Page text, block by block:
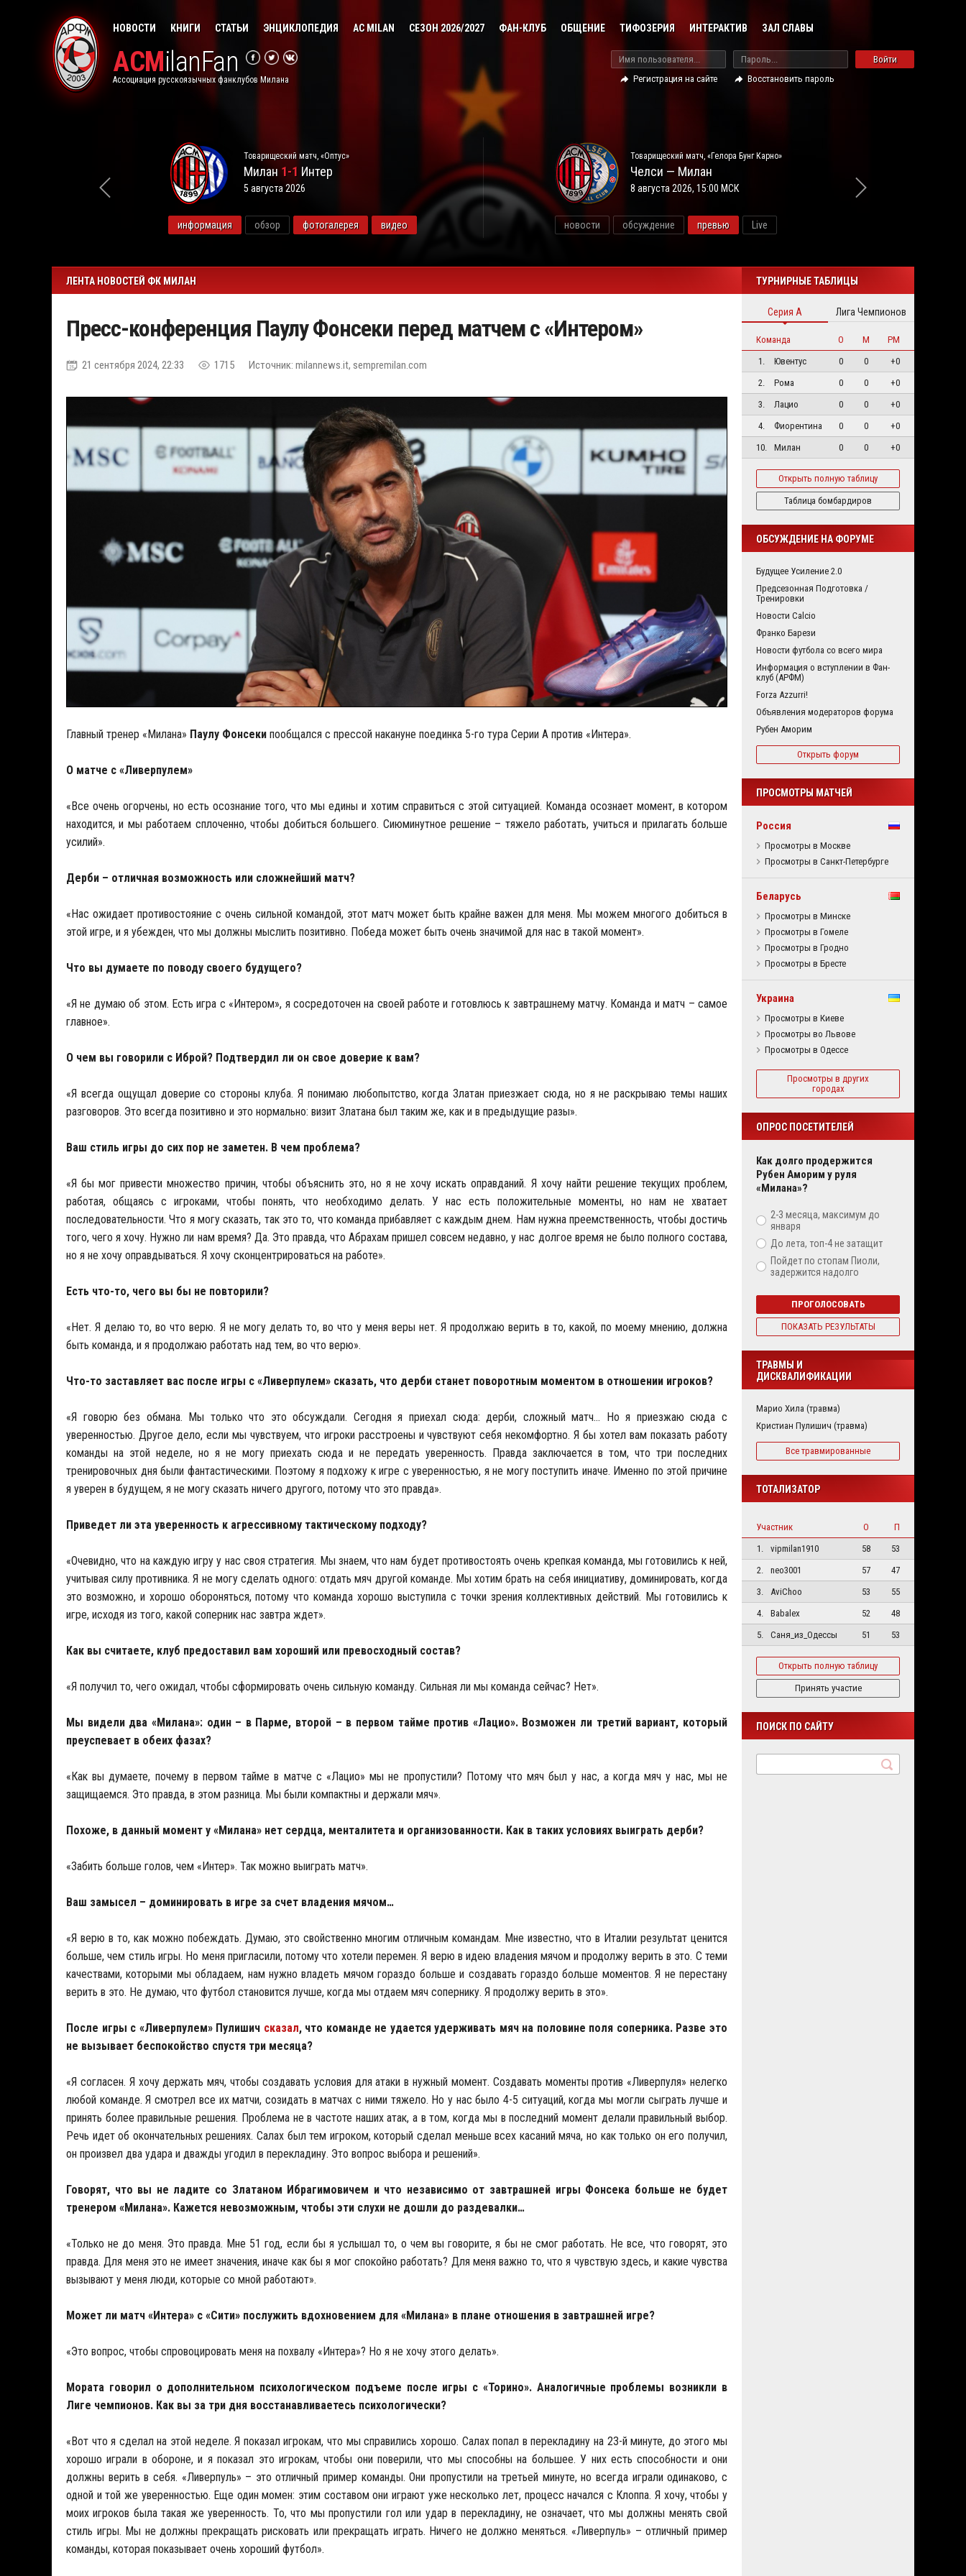
НОВОСТИ КНИГИ СТАТЬИ ЭНЦИКЛОПЕДИЯ AC MILAN СЕЗОН 2026/2027 ФАН-КЛУБ ОБЩЕНИЕ ТИФОЗЕРИЯ ИНТЕРАКТИВ ЗАЛ СЛАВЫ
ACMilanFan
Ассоциация русскоязычных фанклубов Милана
Войти
Регистрация на сайте
Восстановить пароль
Товарищеский матч, «Оптус»
Милан 1-1 Интер
5 августа 2026
информация обзор фотогалерея видео
Товарищеский матч, «Гелора Бунг Карно»
Челси — Милан
8 августа 2026, 15:00 МСК
новости обсуждение превью Live
ЛЕНТА НОВОСТЕЙ ФК МИЛАН
Пресс-конференция Паулу Фонсеки перед матчем с «Интером»
21 сентября 2024, 22:33 1715 Источник: milannews.it, sempremilan.com
Главный тренер «Милана» Паулу Фонсеки пообщался с прессой накануне поединка 5-го тура Серии А против «Интера».
О матче с «Ливерпулем»
«Все очень огорчены, но есть осознание того, что мы едины и хотим справиться с этой ситуацией. Команда осознает момент, в котором
находится, и мы работаем сплоченно, чтобы добиться большего. Сиюминутное решение – тяжело работать, учиться и прилагать больше
усилий».
Дерби – отличная возможность или сложнейший матч?
«Нас ожидает противостояние с очень сильной командой, этот матч может быть крайне важен для меня. Мы можем многого добиться в
этой игре, и я убежден, что мы должны мыслить позитивно. Победа может быть очень значимой для нас в такой момент».
Что вы думаете по поводу своего будущего?
«Я не думаю об этом. Есть игра с «Интером», я сосредоточен на своей работе и готовлюсь к завтрашнему матчу. Команда и матч – самое
главное».
О чем вы говорили с Иброй? Подтвердил ли он свое доверие к вам?
«Я всегда ощущал доверие со стороны клуба. Я понимаю любопытство, когда Златан приезжает сюда, но я не раскрываю темы наших
разговоров. Это всегда позитивно и это нормально: визит Златана был таким же, как и в предыдущие разы».
Ваш стиль игры до сих пор не заметен. В чем проблема?
«Я бы мог привести множество причин, чтобы объяснить это, но я не хочу искать оправданий. Я хочу найти решение текущих проблем,
работая, общаясь с игроками, чтобы понять, что необходимо делать. У нас есть положительные моменты, но нам не хватает
последовательности. Что я могу сказать, так это то, что команда прибавляет с каждым днем. Нам нужна преемственность, чтобы достичь
того, чего я хочу. Нужно ли нам время? Да. Это правда, что Абрахам пришел совсем недавно, у нас долгое время не было полного состава,
но я не хочу оправдываться. Я хочу сконцентрироваться на работе».
Есть что-то, чего вы бы не повторили?
«Нет. Я делаю то, во что верю. Я не могу делать то, во что у меня веры нет. Я продолжаю верить в то, какой, по моему мнению, должна
быть команда, и я продолжаю работать над тем, во что верю».
Что-то заставляет вас после игры с «Ливерпулем» сказать, что дерби станет поворотным моментом в отношении игроков?
«Я говорю без обмана. Мы только что это обсуждали. Сегодня я приехал сюда: дерби, сложный матч… Но я приезжаю сюда с
уверенностью. Другое дело, если мы чувствуем, что игроки расстроены и чувствуют себя некомфортно. Я бы хотел вам показать работу
команды на этой неделе, но я не могу приехать сюда и не передать уверенность. Правда заключается в том, что три последних
тренировочных дня были фантастическими. Поэтому я подхожу к игре с уверенностью, я не могу поступить иначе. Именно по этой причине
я уверен в будущем, я не могу сказать ничего другого, потому что это правда».
Приведет ли эта уверенность к агрессивному тактическому подходу?
«Очевидно, что на каждую игру у нас своя стратегия. Мы знаем, что нам будет противостоять очень крепкая команда, мы готовились к ней,
учитывая силу противника. Я не могу сделать одного: отдать мяч другой команде. Мы хотим брать на себя инициативу, доминировать, когда
это возможно, и хорошо обороняться, потому что команда хорошо выступила с точки зрения коллективных действий. Мы готовились к
игре, исходя из того, какой соперник нас завтра ждет».
Как вы считаете, клуб предоставил вам хороший или превосходный состав?
«Я получил то, чего ожидал, чтобы сформировать очень сильную команду. Сильная ли мы команда сейчас? Нет».
Мы видели два «Милана»: один – в Парме, второй – в первом тайме против «Лацио». Возможен ли третий вариант, который
преуспевает в обеих фазах?
«Как вы думаете, почему в первом тайме в матче с «Лацио» мы не пропустили? Потому что мяч был у нас, а когда мяч у нас, мы не
защищаемся. Это правда, в этом разница. Мы были компактны и держали мяч».
Похоже, в данный момент у «Милана» нет сердца, менталитета и организованности. Как в таких условиях выиграть дерби?
«Забить больше голов, чем «Интер». Так можно выиграть матч».
Ваш замысел – доминировать в игре за счет владения мячом…
«Я верю в то, как можно побеждать. Думаю, это свойственно многим отличным командам. Мне известно, что в Италии результат ценится
больше, чем стиль игры. Но меня пригласили, потому что хотели перемен. Я верю в идею владения мячом и продолжу верить в это. С теми
качествами, которыми мы обладаем, нам нужно владеть мячом гораздо больше и создавать гораздо больше моментов. Я не перестану
верить в это. Не думаю, что футбол становится лучше, когда мы отдаем мяч сопернику. Я продолжу верить в это».
После игры с «Ливерпулем» Пулишич сказал, что команде не удается удерживать мяч на половине поля соперника. Разве это
не вызывает беспокойство спустя три месяца?
«Я согласен. Я хочу держать мяч, чтобы создавать условия для атаки в нужный момент. Создавать моменты против «Ливерпуля» нелегко
любой команде. Я смотрел все их матчи, созидать в матчах с ними тяжело. Но у нас было 4-5 ситуаций, когда мы могли сыграть лучше и
принять более правильные решения. Проблема не в частоте наших атак, а в том, когда мы в последний момент делали правильный выбор.
Речь идет об окончательных решениях. Салах был тем игроком, который сделал меньше всех касаний мяча, но как только он его получил,
он произвел два удара и дважды угодил в перекладину. Это вопрос выбора и решений».
Говорят, что вы не ладите со Златаном Ибрагимовичем и что независимо от завтрашней игры Фонсека больше не будет
тренером «Милана». Кажется невозможным, чтобы эти слухи не дошли до раздевалки…
«Только не до меня. Это правда. Мне 51 год, если бы я услышал то, о чем вы говорите, я бы не смог работать. Не все, что говорят, это
правда. Для меня это не имеет значения, иначе как бы я мог спокойно работать? Для меня важно то, что я чувствую здесь, и какие чувства
вызывают у меня люди, которые со мной работают».
Может ли матч «Интера» с «Сити» послужить вдохновением для «Милана» в плане отношения в завтрашней игре?
«Это вопрос, чтобы спровоцировать меня на похвалу «Интера»? Но я не хочу этого делать».
Мората говорил о дополнительном психологическом подъеме после игры с «Торино». Аналогичные проблемы возникли в
Лиге чемпионов. Как вы за три дня восстанавливаетесь психологически?
«Вот что я сделал на этой неделе. Я показал игрокам, что мы справились хорошо. Салах попал в перекладину на 23-й минуте, до этого мы
хорошо играли в обороне, и я показал это игрокам, чтобы они поверили, что мы способны на большее. У них есть способности и они
должны верить в себя. «Ливерпуль» – это отличный пример команды. Они пропустили на третьей минуте, но всегда играли одинаково, с
одной и той же уверенностью. Еще один момен: этим составом они играют уже несколько лет, процесс начался с Клоппа. Я хочу, чтобы у
моих игроков была такая же уверенность. То, что мы пропустили гол или удар в перекладину, не означает, что мы должны менять свой
стиль игры. Мы не должны прекращать рисковать или прекращать играть. Ничего не должно меняться. «Ливерпуль» – отличный пример
команды, которая показывает очень хороший футбол».
ТУРНИРНЫЕ ТАБЛИЦЫ
Серия А Лига Чемпионов
Команда О М
РМ
1.
Ювентус 0 0
+0
2.
Рома 0 0
+0
3.
Лацио 0 0
+0
4.
Фиорентина 0 0
+0
10.
Милан 0 0 +0
Открыть полную таблицу
Таблица бомбардиров
ОБСУЖДЕНИЕ НА ФОРУМЕ
Будущее Усиление 2.0
Предсезонная Подготовка /
Тренировки
Новости Calcio
Франко Барези
Новости футбола со всего мира
Информация о вступлении в Фан-
клуб (АРФМ)
Forza Azzurri!
Объявления модераторов форума
Рубен Аморим
Открыть форум
ПРОСМОТРЫ МАТЧЕЙ
Россия
Просмотры в Москве
Просмотры в Санкт-Петербурге
Беларусь
Просмотры в Минске
Просмотры в Гомеле
Просмотры в Гродно
Просмотры в Бресте
Украина
Просмотры в Киеве
Просмотры во Львове
Просмотры в Одессе
Просмотры в других
городах
ОПРОС ПОСЕТИТЕЛЕЙ
Как долго продержится
Рубен Аморим у руля
«Милана»?
2-3 месяца, максимум до
января
До лета, топ-4 не затащит
Пойдет по стопам Пиоли,
задержится надолго
ПРОГОЛОСОВАТЬ
ПОКАЗАТЬ РЕЗУЛЬТАТЫ
ТРАВМЫ И
ДИСКВАЛИФИКАЦИИ
Марио Хила (травма)
Кристиан Пулишич (травма)
Все травмированные
ТОТАЛИЗАТОР
Участник О
П
1.
vipmilan1910 58
53
2.
neo3001 57
47
3.
AviChoo 53
55
4.
Babalex 52
48
5.
Саня_из_Одессы 51 53
Открыть полную таблицу
Принять участие
ПОИСК ПО САЙТУ